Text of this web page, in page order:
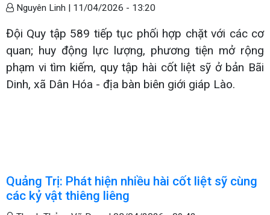
Nguyên Linh | 11/04/2026 - 13:20
Đội Quy tập 589 tiếp tục phối hợp chặt với các cơ
quan; huy động lực lượng, phương tiện mở rộng
phạm vi tìm kiếm, quy tập hài cốt liệt sỹ ở bản Bãi
Dinh, xã Dân Hóa - địa bàn biên giới giáp Lào.
Quảng Trị: Phát hiện nhiều hài cốt liệt sỹ cùng
các kỷ vật thiêng liêng